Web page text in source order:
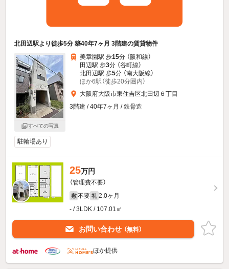
北田辺駅より徒歩5分 築40年7ヶ月 3階建の賃貸物件
すべての写真
美章園駅 歩15分 （阪和線）
田辺駅 歩3分 （谷町線）
北田辺駅 歩5分 （南大阪線）
ほか6駅（徒歩20分圏内）
大阪府大阪市東住吉区北田辺６丁目
3階建 / 40年7ヶ月 / 鉄骨造
駐輪場あり
25万円
（管理費不要）
敷 不要 礼 2.0ヶ月
- / 3LDK / 107.01㎡
お問い合わせ （無料）
ほか提供